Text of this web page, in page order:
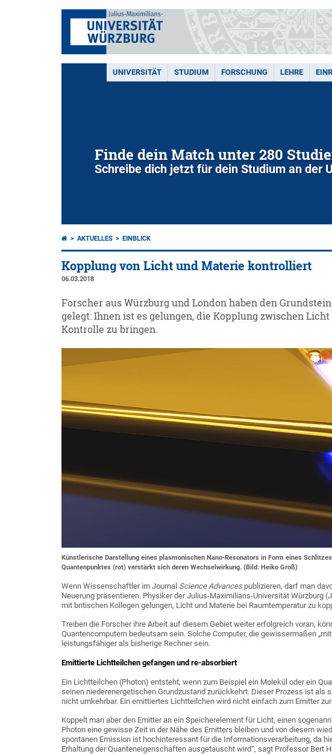
UNIVERSITÄT STUDIUM FORSCHUNG LEHRE
Finde dein Match unter 280
Schreibe dich jetzt für dein Studium an der
AKTUELLES EINBLICK
Kopplung von Licht und Materie kontrolliert
06.03.2018
Forscher aus Würzburg und London haben den
gelegt: Ihnen ist es gelungen, die Kopplung zwischen
Kontrolle zu bringen.
Künstlerische Darstellung eines plasmonischen Nano-Resonators in Form eines
Quantenpunktes (rot) verstärkt sich deren Wechselwirkung. (Bild: Heiko Groß)
Wenn Wissenschaftler im Journal Science Advancespublizieren, darf man
Neuerung präsentieren. Physiker der Julius-Maximilians-Universität Würzburg
mit britischen Kollegen gelungen, Licht und Materie bei Raumtemperatur zu
Treiben die Forscher ihre Arbeit auf diesem Gebiet weiter erfolgreich voran,
Quantencomputern bedeutsam sein. Solche Computer, die gewissermaßen
leistungsfähiger als bisherige Rechner sein.
Emittierte Lichtteilchen gefangen und re-absorbiert
Ein Lichtteilchen (Photon) entsteht, wenn zum Beispiel ein Molekül oder ein
seinen niederenergetischen Grundzustand zurückkehrt. Dieser Prozess ist als
nicht umkehrbar. Ein emittiertes Lichtteilchen wird nicht einfach zum Emitter
Koppelt man aber den Emitter an ein Speicherelement für Licht, einen
Photon eine gewisse Zeit in der Nähe des Emitters bleiben und von diesem
spontanen Emission ist hochinteressant für die Informationsverarbeitung, da
Erhaltung der Quanteneigenschaften ausgetauscht wird“, sagt Professor Bert